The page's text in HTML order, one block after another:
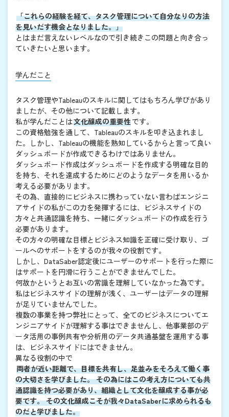
「これらの経験を経て、タスク管理について自分なりの方法
を見いだす機会となりました。」
とはまだ言えないレベルなので引き続きこの問題と向き合っ
ていきたいと思います。
学んだこと
タスク管理やTableauのスキルに関してはもちろん学びがあり
ましたが、その他について記載します。
私が学んだことは文化醸成の重要性です。
この資格勉強を通して、Tableauのスキルを叩き込まれまし
た。しかし、Tableauの機能を熟知しているからと言って良い
ダッシュボードが作成できるわけではありません。
ダッシュボード作成はダッシュボードを作成する明確な目的
を持ち、それを達成するためにどのようなデータを用いるか
考える必要があります。
その為、直接的にビジネスに携わっていない言わばエンジニ
アサイドの私がこの力を発揮するには、ビジネスサイドの
方々と共通認識を持ち、一緒にダッシュボードの作成を行う
必要があります。
その方々の明確な目標とビジネス知識を正確に受け取り、ゴ
ールへのサポートをするのが我々の役割です。
しかし、DataSaber認定後にユーザーのサポートを行った際に
はサポートを円滑に行うことができませんでした。
何故かというとお互いの常識を理解していなかった為です。
私はビジネスサイドの理解が浅く、ユーザーはデータの理解
が足りていませんでした。
複数の事業を持つ弊社にとって、全てのビジネスについてエ
ンジニアサイドが理解する事はできませんし、他事業部のデ
ータ活用の事例共有や分析用のデータ共通基盤を運用する事
は、ビジネスサイドにはできません。
異なる役割の中で
両者が近い距離で、目標を共有し、足並みをそろえて働く事
の大切さを学びました。 その為にはこの考え方についても共
通認識を持つ必要があり、組織として文化を醸成する事が必
要です。 その文化醸成こそが我々DataSaberに求められるも
のだと学びました。